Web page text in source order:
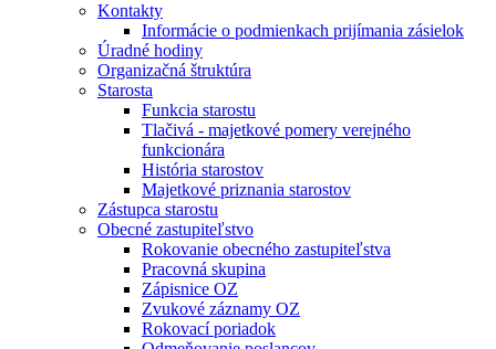
Kontakty
Informácie o podmienkach prijímania zásielok
Úradné hodiny
Organizačná štruktúra
Starosta
Funkcia starostu
Tlačivá - majetkové pomery verejného
funkcionára
História starostov
Majetkové priznania starostov
Zástupca starostu
Obecné zastupiteľstvo
Rokovanie obecného zastupiteľstva
Pracovná skupina
Zápisnice OZ
Zvukové záznamy OZ
Rokovací poriadok